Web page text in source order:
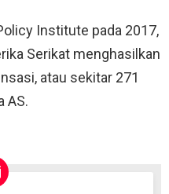
Institute pada 2017,
Serikat menghasilkan
atau sekitar 271
AS.